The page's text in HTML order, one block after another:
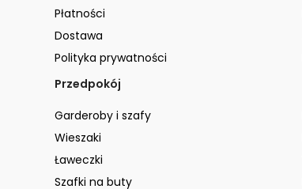
Płatności
Dostawa
Polityka prywatności
Przedpokój
Garderoby i szafy
Wieszaki
Ławeczki
Szafki na buty